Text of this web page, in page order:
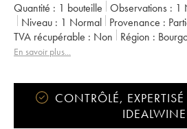
Quantité : 1 bouteille Observations : 1
Niveau : 1 Normal Provenance :
TVA récupérable :
non Région :
Appellation :
En savoir plus...
CONTRÔLÉ,
IDEALWINE